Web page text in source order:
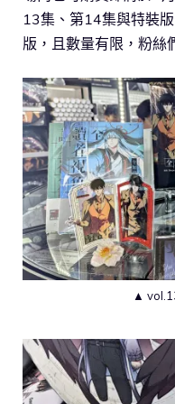
13集、第14集與特裝
版，且數量有限，粉絲
▲